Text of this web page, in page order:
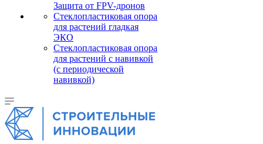
Защита от FPV-дронов
Стеклопластиковая опора
для растений гладкая
ЭКО
Стеклопластиковая опора
для растений с навивкой
(с периодической
навивкой)